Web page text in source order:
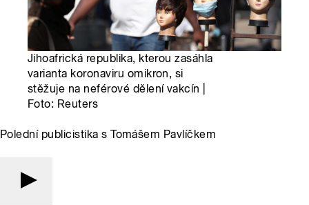
Jihoafrická republika, kterou zasáhla
varianta koronaviru omikron, si
stěžuje na neférové dělení vakcín |
Foto: Reuters
Polední publicistika s Tomášem Pavlíčkem